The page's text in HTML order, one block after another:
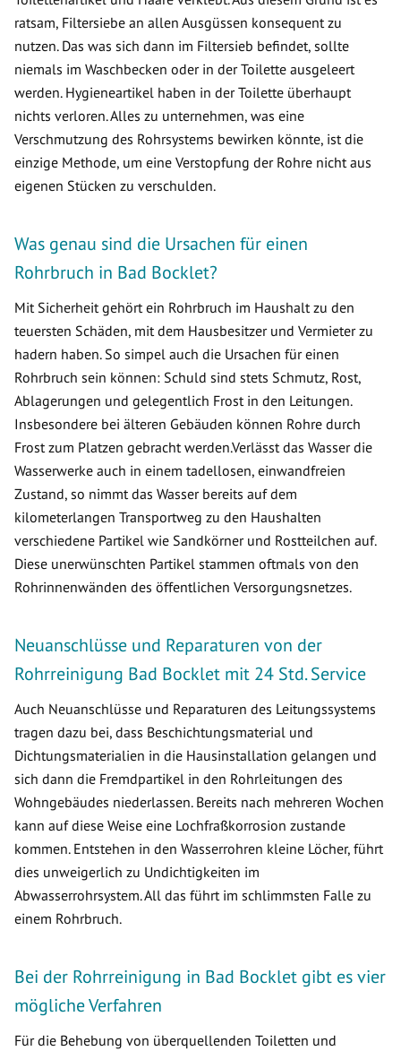
ratsam, Filtersiebe an allen Ausgüssen konsequent zu
nutzen. Das was sich dann im Filtersieb befindet, sollte
niemals im Waschbecken oder in der Toilette ausgeleert
werden. Hygieneartikel haben in der Toilette überhaupt
nichts verloren. Alles zu unternehmen, was eine
Verschmutzung des Rohrsystems bewirken könnte, ist die
einzige Methode, um eine Verstopfung der Rohre nicht aus
eigenen Stücken zu verschulden.
Was genau sind die Ursachen für einen
Rohrbruch in Bad Bocklet?
Mit Sicherheit gehört ein Rohrbruch im Haushalt zu den
teuersten Schäden, mit dem Hausbesitzer und Vermieter zu
hadern haben. So simpel auch die Ursachen für einen
Rohrbruch sein können: Schuld sind stets Schmutz, Rost,
Ablagerungen und gelegentlich Frost in den Leitungen.
Insbesondere bei älteren Gebäuden können Rohre durch
Frost zum Platzen gebracht werden.Verlässt das Wasser die
Wasserwerke auch in einem tadellosen, einwandfreien
Zustand, so nimmt das Wasser bereits auf dem
kilometerlangen Transportweg zu den Haushalten
verschiedene Partikel wie Sandkörner und Rostteilchen auf.
Diese unerwünschten Partikel stammen oftmals von den
Rohrinnenwänden des öffentlichen Versorgungsnetzes.
Neuanschlüsse und Reparaturen von der
Rohrreinigung Bad Bocklet mit 24 Std. Service
Auch Neuanschlüsse und Reparaturen des Leitungssystems
tragen dazu bei, dass Beschichtungsmaterial und
Dichtungsmaterialien in die Hausinstallation gelangen und
sich dann die Fremdpartikel in den Rohrleitungen des
Wohngebäudes niederlassen. Bereits nach mehreren Wochen
kann auf diese Weise eine Lochfraßkorrosion zustande
kommen. Entstehen in den Wasserrohren kleine Löcher, führt
dies unweigerlich zu Undichtigkeiten im
Abwasserrohrsystem. All das führt im schlimmsten Falle zu
einem Rohrbruch.
Bei der Rohrreinigung in Bad Bocklet gibt es vier
mögliche Verfahren
Für die Behebung von überquellenden Toiletten und